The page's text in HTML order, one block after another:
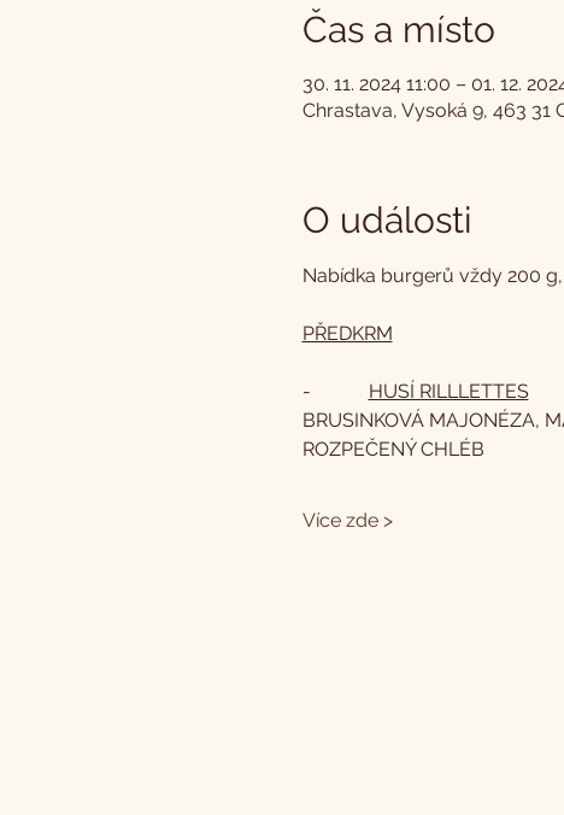
Čas a místo
30. 11. 2024 11:00 – 01. 12.
Chrastava, Vysoká 9, 463 31
O události
Nabídka burgerů vždy 200
PŘEDKRM
- HUSÍ RILLLETTES
BRUSINKOVÁ MAJONÉZA,
ROZPEČENÝ CHLÉB
Více zde >